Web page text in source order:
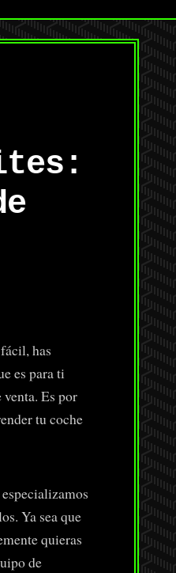
has
es para ti
Es por
tu coche
Ya sea que
quieras
de